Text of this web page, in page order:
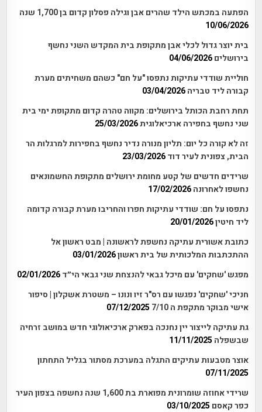
הפתעה במכתש הילד שהרים אבן וגילה פסלון קדום בן 1,700 שנה
10/06/2026
בית יוצר גדול לכלי אבן מתקופת בית המקדש השני נחשף
בירושלים 04/06/2026
חוליית שודדי עתיקות נתפסו "על חם" כשהם משחיתים מערת
קבורה ליד טבריה 03/04/2026
תחת רחבת הכותל בירושלים: מקווה טהרה קדום מתקופת ימי בית
שני נחשף בחפירה ארכיאלוגית25/03/2026
זה לא קורה כל יום: תליון מנורה נדיר נחשף בחפירות למרגלות הר
הבית, צפונית לעיר דוד 23/03/2026
שרידים חדשים של קטע מחומת ירושלים מתקופת החשמונאים
נחשפו לאחרונה 17/02/2026
נתפסו על חם: שודדי עתיקות חפרו והחריבו מערת קבורה קדומה
ליד חיטין20/01/2026
כתובת אשורית עתיקה נחשפת לראשונה | מבט ראשון אל
ההתכתבות המלכותית של בית ראשון03/01/2026
מפגש 'שחקים' עם מיכל גבאי להנצחת שני גבאי הי״ד 02/01/2026
חניכי 'שחקים' נפגשו עם רס"ר זיו ונונו – משטרת אשקלון | סיפור
אישי מבוקר מתקפת ה 7/10
07/12/2025
גת עתיקה לייצור יין נחנכה בפארק ארכיאולוגי חדש במושב זרחיה
שבשפלה 11/11/2025
אוצר מטבעות עתיקים התגלה במערכת מסתור בגליל התחתון
07/11/2025
שרידי אחוזה שומרונית מפוארת בת 1,600 שנה נחשפה בצפון העיר
כפר קאסם 03/10/2025